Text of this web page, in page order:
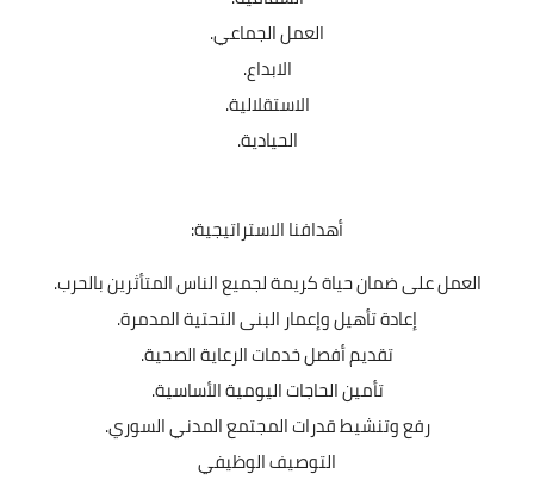
العمل الجماعي.
الابداع.
الاستقلالية.
الحيادية.
أهدافنا الاستراتيجية:
العمل على ضمان حياة كريمة لجميع الناس المتأثرين بالحرب.
إعادة تأهيل وإعمار البنى التحتية المدمرة.
تقديم أفصل خدمات الرعاية الصحية.
تأمين الحاجات اليومية الأساسية.
رفع وتنشيط قدرات المجتمع المدني السوري.
التوصيف الوظيفي